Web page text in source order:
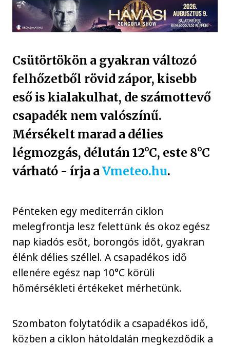
Csütörtökön a gyakran változó
felhőzetből rövid zápor, kisebb
eső is kialakulhat, de számottevő
csapadék nem valószínű.
Mérsékelt marad a délies
légmozgás, délután 12°C, este 8°C
várható - írja aVmeteo.hu.
Pénteken egy mediterrán ciklon
melegfrontja lesz felettünk és okoz egész
nap kiadós esőt, borongós időt, gyakran
élénk délies széllel. A csapadékos idő
ellenére egész nap 10°C körüli
hőmérsékleti értékeket mérhetünk.
Szombaton folytatódik a csapadékos idő,
közben a ciklon hátoldalán megkezdődik a